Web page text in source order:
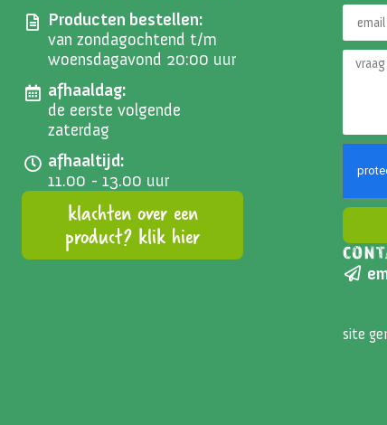
Producten bestellen:
van zondagochtend t/m
woensdagavond 20:00 uur
afhaaldag:
de eerste volgende
zaterdag
afhaaltijd:
11.00 - 13.00 uur
klachten over een
product? klik hier
site